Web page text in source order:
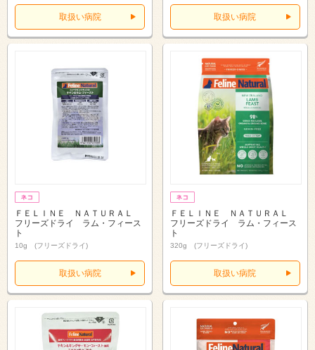
取扱い病院 取扱い病院
ＦＥＬＩＮＥ ＮＡＴＵＲＡＬ
フリーズドライ ラム・フィース
ト
10g (フリーズドライ)
取扱い病院
ＦＥＬＩＮＥ ＮＡＴＵＲＡＬ
フリーズドライ ラム・フィース
ト
320g (フリーズドライ)
取扱い病院